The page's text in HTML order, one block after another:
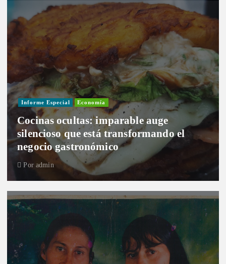
Informe Especial Economía
Cocinas ocultas: imparable auge
silencioso que está transformando el
negocio gastronómico
Por admin